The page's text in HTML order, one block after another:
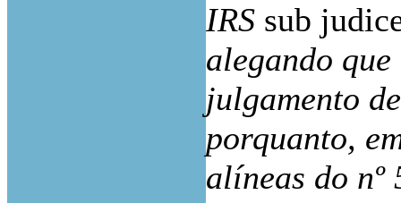
IRS sub
alegando
julgamento
porquanto,
alíneas do nº